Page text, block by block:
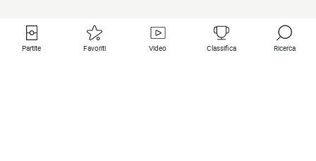
Partite Favoriti Video Classifica Ricerca